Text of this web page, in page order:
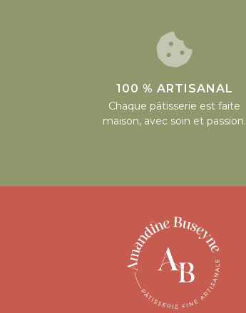
100 % ARTISANAL
Chaque pâtisserie est faite
maison, avec soin et passion.